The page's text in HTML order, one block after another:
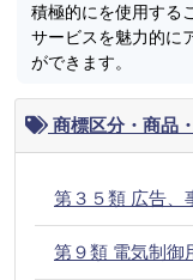
積極的にを使用する
サービスを魅力的に
ができます。
商標区分・商品
第３５類 広告、
第９類 電気制御